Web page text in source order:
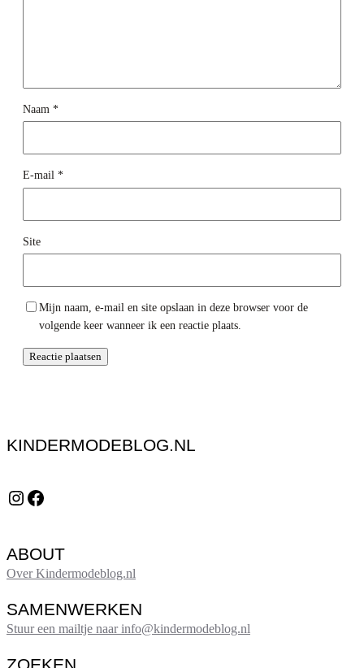
Naam *
E-mail *
Site
Mijn naam, e-mail en site opslaan in deze browser voor de
volgende keer wanneer ik een reactie plaats.
KINDERMODEBLOG.NL
Instagram Facebook
ABOUT
Over Kindermodeblog.nl
SAMENWERKEN
Stuur een mailtje naar info@kindermodeblog.nl
ZOEKEN